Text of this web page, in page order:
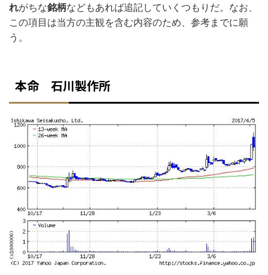
れがちな銘柄などもあれば追記していくつもりだ。なお、
この項目は当方の主観を含む内容のため、参考までに願
う。
本命 石川製作所